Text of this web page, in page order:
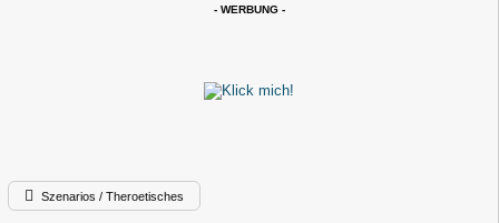
- WERBUNG -
Szenarios / Theroetisches